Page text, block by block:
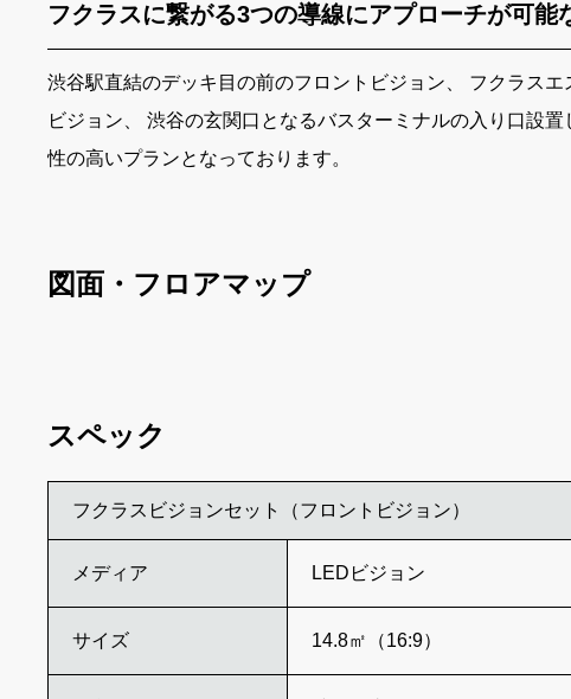
フクラスに繋がる3つの導線にアプローチが可能
渋谷駅直結のデッキ目の前のフロントビジョン、 フクラス
ビジョン、 渋谷の玄関口となるバスターミナルの入り口設
性の高いプランとなっております。
図面・フロアマップ
スペック
フクラスビジョンセット（フロントビジョン）
メディア LEDビジョン
サイズ 14.8㎡（16:9）